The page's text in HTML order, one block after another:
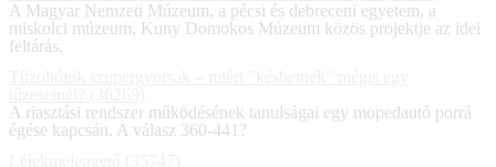
A Magyar Nemzeti Múzeum, a pécsi és debreceni egyetem, a
miskolci múzeum, Kuny Domokos Múzeum közös projektje az idei
feltárás.
A riasztási rendszer működésének tanulságai egy mopedautó porrá
égése kapcsán. A válasz 360-441?